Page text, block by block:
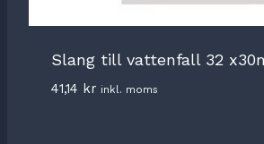
Slang till vattenfall 32
41,14 kr inkl. moms